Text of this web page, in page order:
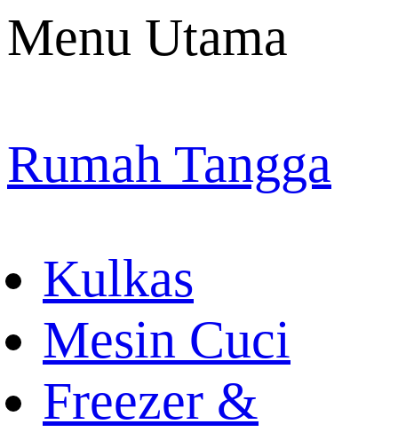
Menu Utama
Rumah Tangga
Kulkas
Mesin Cuci
Freezer &